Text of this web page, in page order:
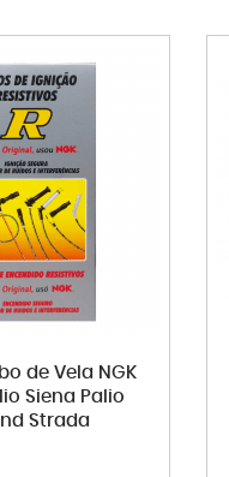
de Vela NGK
Siena Palio
Strada